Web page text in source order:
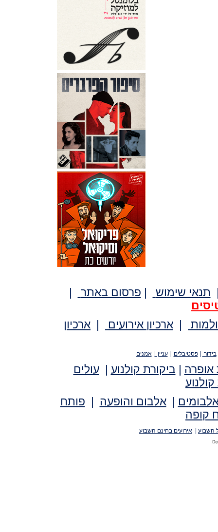
תנאי שימוש | פרסום באתר
|
| ארכיון אירועים | ארכיון
בידור |פסטיבלים |עניין |אמנים
אופרה | ביקורת קולנוע |עולים
קולנוע
|אלבום והופעה | פותח
קופה
השבוע אירועים בחינם השבוע